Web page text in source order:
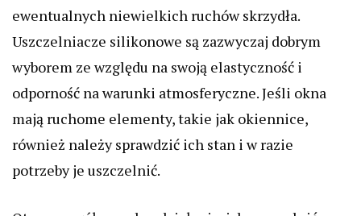
ewentualnych niewielkich ruchów skrzydła.
Uszczelniacze silikonowe są zazwyczaj dobrym
wyborem ze względu na swoją elastyczność i
odporność na warunki atmosferyczne. Jeśli okna
mają ruchome elementy, takie jak okiennice,
również należy sprawdzić ich stan i w razie
potrzeby je uszczelnić.